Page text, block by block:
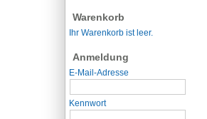
Warenkorb
Ihr Warenkorb ist leer.
Anmeldung
E-Mail-Adresse
Kennwort